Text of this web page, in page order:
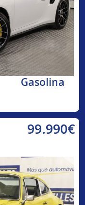
Gasolina
99.990€